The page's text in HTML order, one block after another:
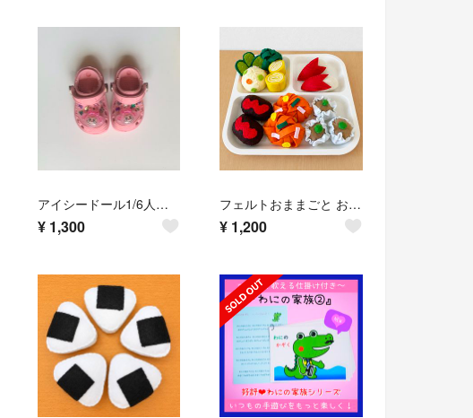
アイシードール1/6人形用 ブライス モンストドールサイズ スリッパ 靴シューズ
¥ 1,300
フェルトおままごと お子さまランチ ｜ 知育玩具
¥ 1,200